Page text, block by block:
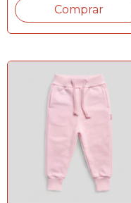
Comprar